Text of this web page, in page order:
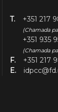
T. +351 217
(Chamada
+351 935
(Chamada
F.
+351 217
E.